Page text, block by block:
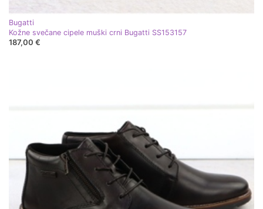
Bugatti
Kožne svečane cipele muški crni Bugatti SS153157
187,00 €